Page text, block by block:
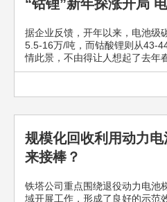
“钴锂”新年探涨开局
据企业反馈，开年以来，电池级
5.5-16万/吨，而钴酸锂则从43-
情此景，不由得让人想起了去年
规模化回收利用动力
来接棒？
铁塔公司重点围绕退役动力电池
域开展工作，形成了良好的示范